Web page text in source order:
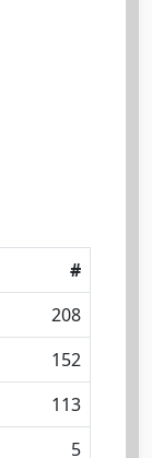
#
208
152
113
5